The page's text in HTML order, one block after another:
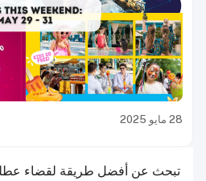
28 مايو 2025